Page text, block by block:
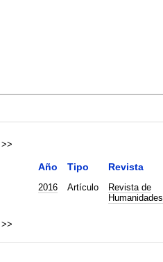
>>
Año Tipo Revista
2016 Artículo
Revista de
Humanidades
>>